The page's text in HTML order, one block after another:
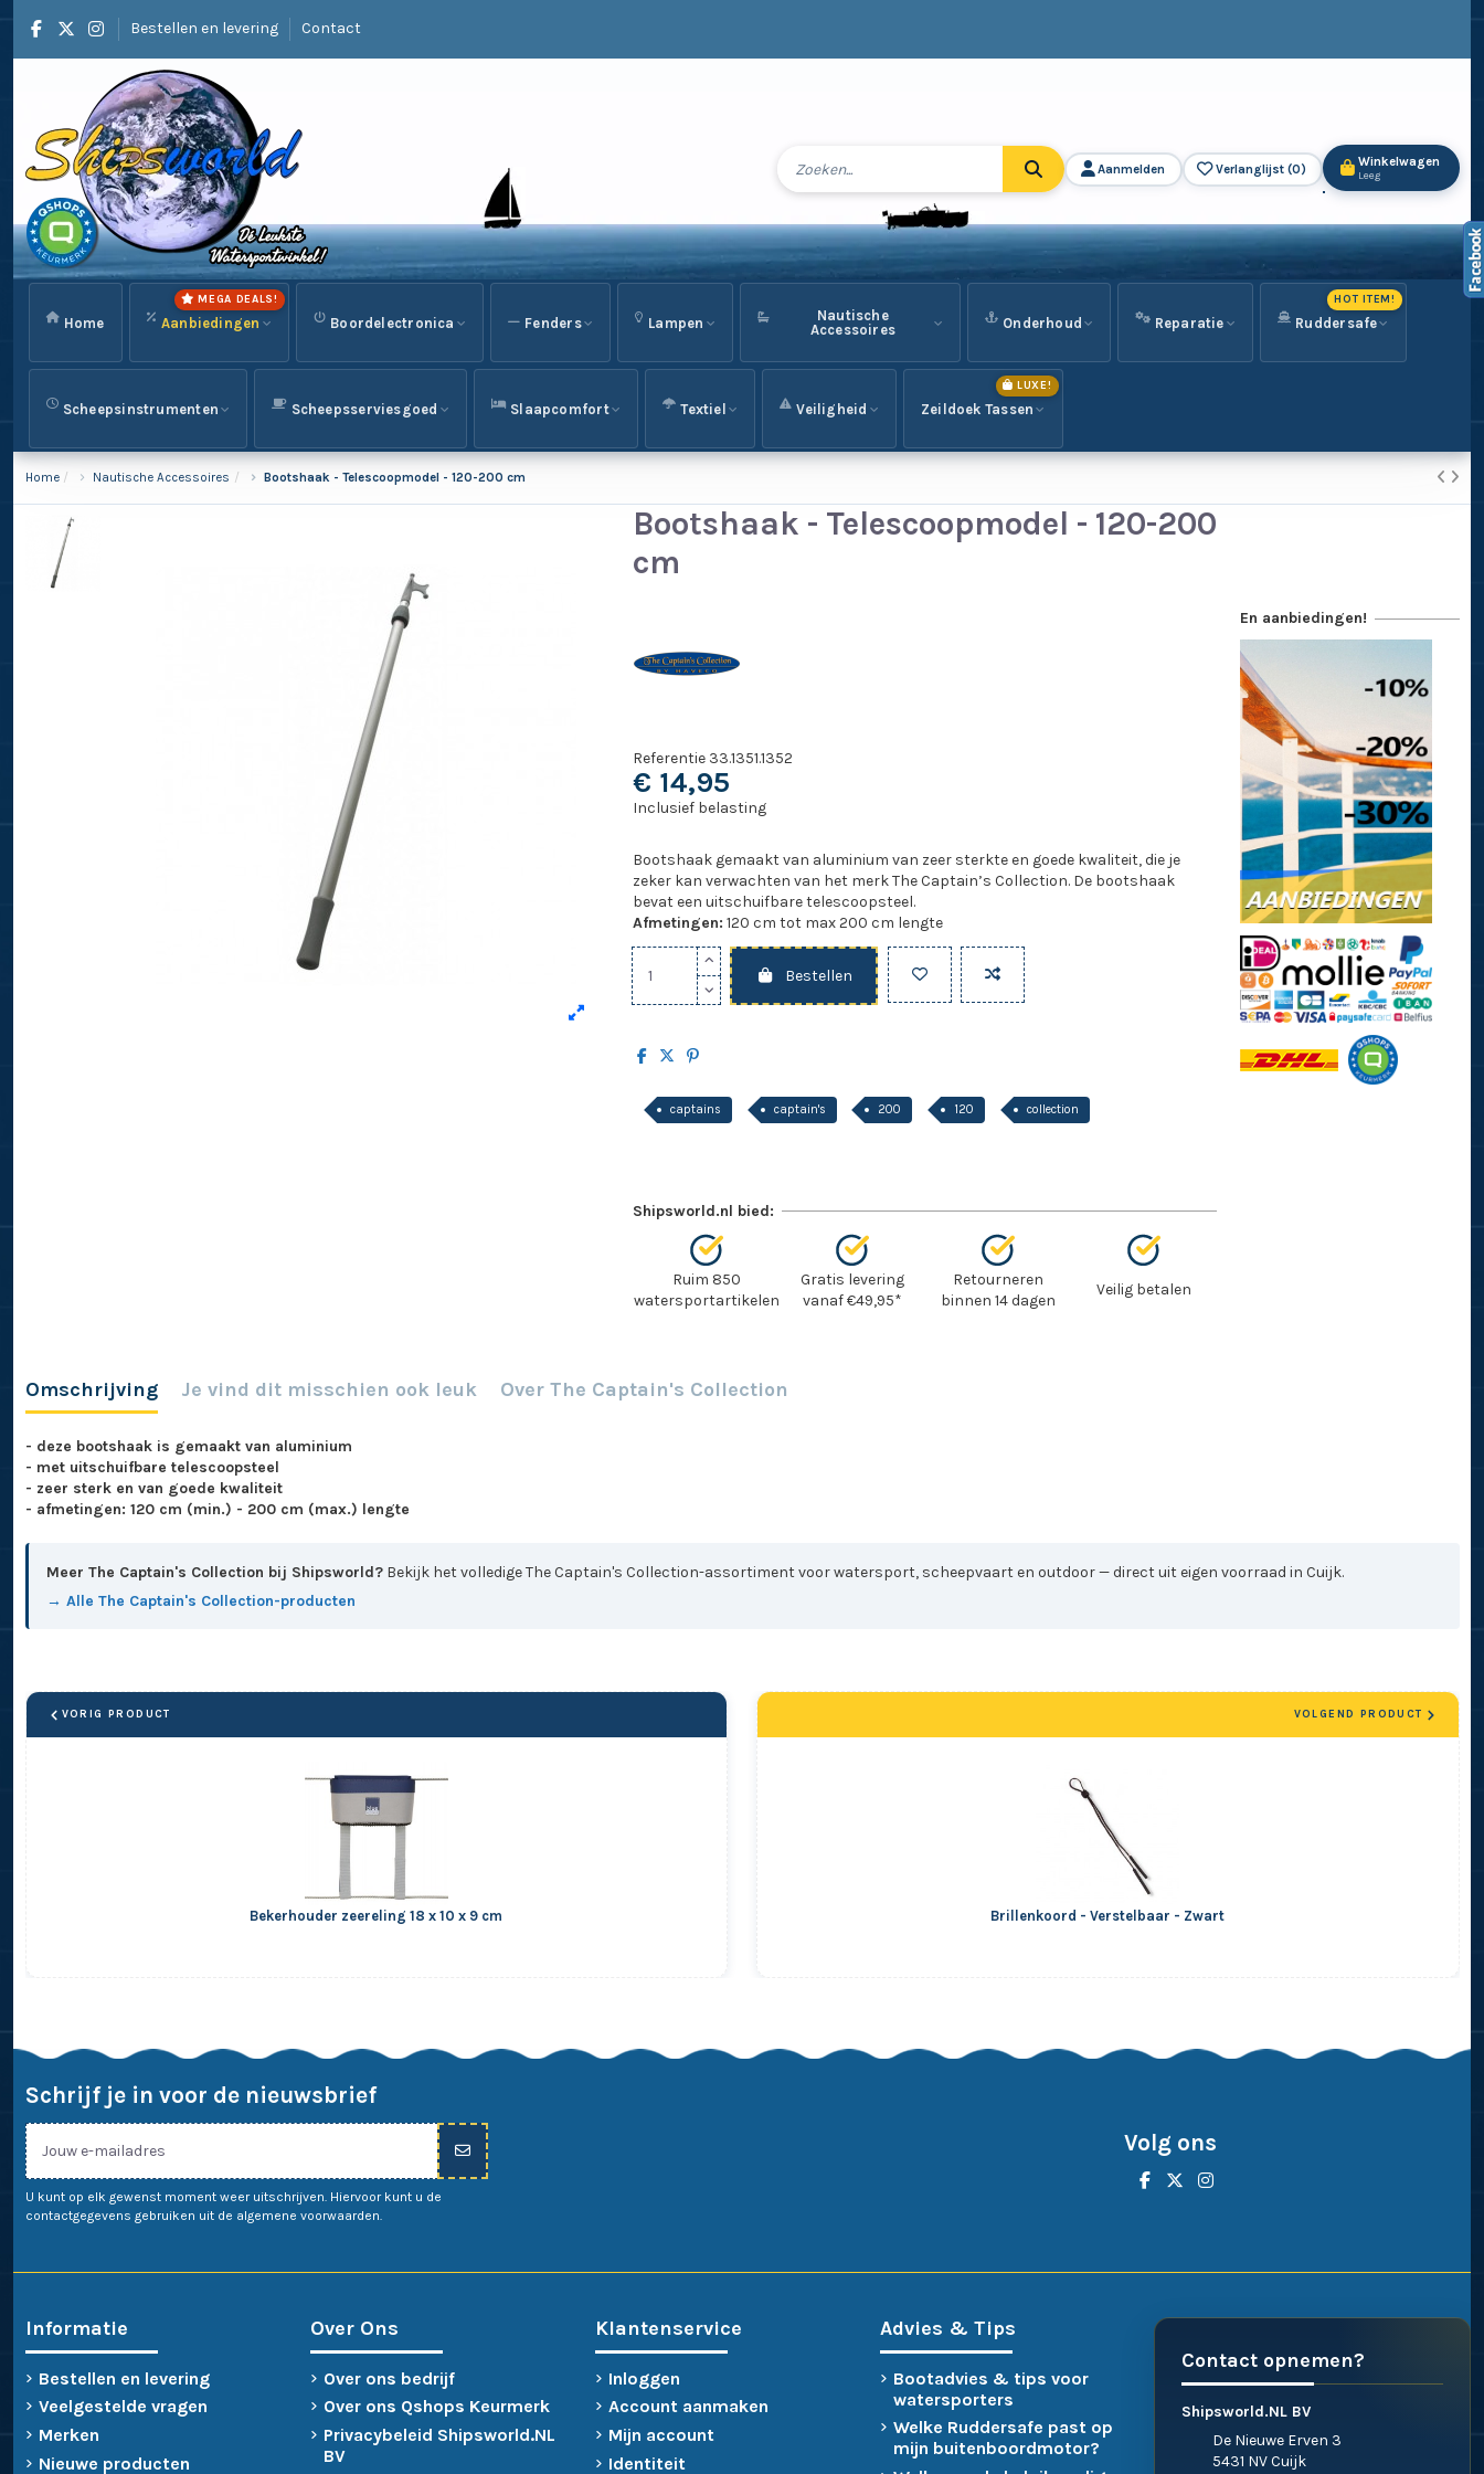
Bestellen en levering Contact
Aanmelden Verlanglijst (0) Winkelwagen
Leeg
Home Aanbiedingen
MEGA DEALS!
Boordelectronica Fenders Lampen
Nautische
Accessoires
Onderhoud Reparatie Ruddersafe
HOT ITEM!
Scheepsinstrumenten Scheepsserviesgoed Slaapcomfort Textiel Veiligheid Zeildoek Tassen
LUXE!
Home Nautische Accessoires Bootshaak - Telescoopmodel - 120-200 cm
Bootshaak - Telescoopmodel - 120-200
cm
Referentie 33.1351.1352
€ 14,95
Inclusief belasting
Bootshaak gemaakt van aluminium van zeer sterkte en goede kwaliteit, die je
zeker kan verwachten van het merk The Captain’s Collection. De bootshaak
bevat een uitschuifbare telescoopsteel.
Afmetingen: 120 cm tot max 200 cm lengte
Bestellen
captains captain's 200 120 collection
Shipsworld.nl bied:
Ruim 850
watersportartikelen
Gratis levering
vanaf €49,95*
Retourneren
binnen 14 dagen
Veilig betalen
En aanbiedingen!
Omschrijving Je vind dit misschien ook leuk Over The Captain's Collection
- deze bootshaak is gemaakt van aluminium
- met uitschuifbare telescoopsteel
- zeer sterk en van goede kwaliteit
- afmetingen: 120 cm (min.) - 200 cm (max.) lengte
Meer The Captain's Collection bij Shipsworld? Bekijk het volledige The Captain's Collection-assortiment voor watersport, scheepvaart en outdoor — direct uit eigen voorraad in Cuijk.
→ Alle The Captain's Collection-producten
VORIG PRODUCT
Bekerhouder zeereling 18 x 10 x 9 cm Brillenkoord - Verstelbaar - Zwart
VOLGEND PRODUCT
Schrijf je in voor de nieuwsbrief
U kunt op elk gewenst moment weer uitschrijven. Hiervoor kunt u de
contactgegevens gebruiken uit de algemene voorwaarden.
Volg ons
Informatie
Bestellen en levering
Veelgestelde vragen
Merken
Nieuwe producten
Over Ons
Over ons bedrijf
Over ons Qshops Keurmerk
Privacybeleid Shipsworld.NL
BV
Klantenservice
Inloggen
Account aanmaken
Mijn account
Identiteit
Advies & Tips
Bootadvies & tips voor
watersporters
Welke Ruddersafe past op
mijn buitenboordmotor?
Contact opnemen?
Shipsworld.NL BV
De Nieuwe Erven 3
5431 NV Cuijk